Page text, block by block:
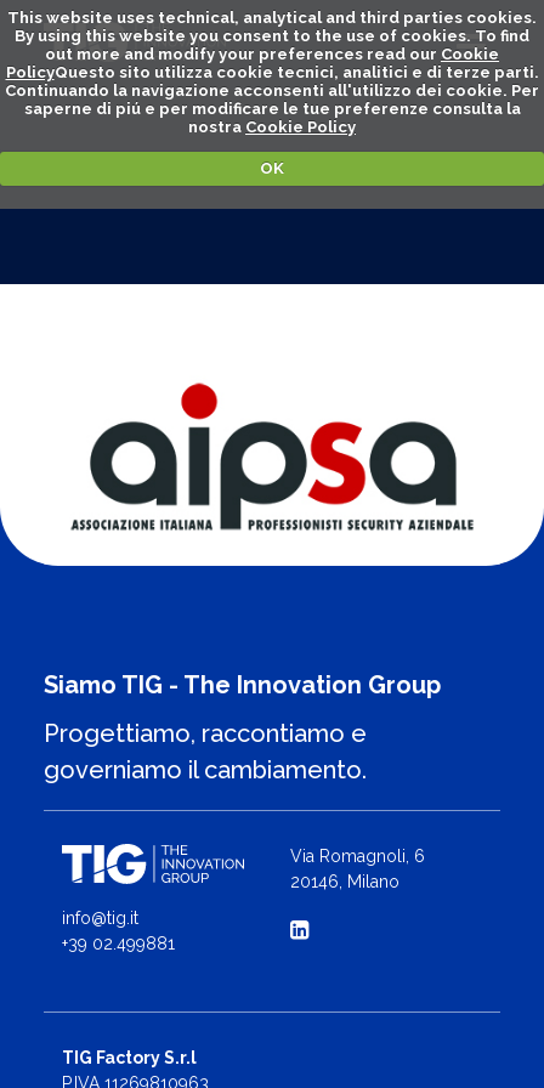
This website uses technical, analytical and third parties cookies.
By using this website you consent to the use of cookies. To find
out more and modify your preferences read our Cookie
PolicyQuesto sito utilizza cookie tecnici, analitici e di terze parti.
Continuando la navigazione acconsenti all'utilizzo dei cookie. Per
saperne di piú e per modificare le tue preferenze consulta la
nostra Cookie Policy
OK
Siamo TIG - The Innovation Group
Progettiamo, raccontiamo e
governiamo il cambiamento.
info@tig.it
+39 02.499881
Via Romagnoli, 6
20146, Milano
TIG Factory S.r.l
P.IVA 11269810963